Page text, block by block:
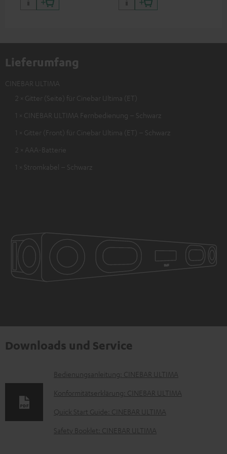
Lieferumfang
CINEBAR ULTIMA
2 × Gitter (Seite) für Cinebar Ultima (ET)
1 × CINEBAR ULTIMA Fernbedienung – Schwarz
1 × Gitter (Front) für Cinebar Ultima (ET) – Schwarz
2 × AAA-Batterie
1 × Stromkabel – Schwarz
Downloads und Service
D
o
m
Bedienungsanleitung: CINEBAR ULTIMA
Konformitätserklärung: CINEBAR ULTIMA
Quick Start Guide: CINEBAR ULTIMA
Safety Booklet: CINEBAR ULTIMA